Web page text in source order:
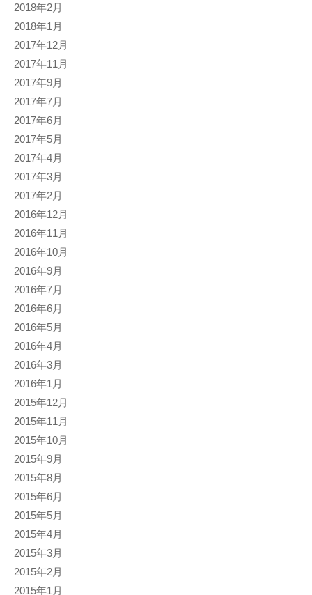
2018年2月
2018年1月
2017年12月
2017年11月
2017年9月
2017年7月
2017年6月
2017年5月
2017年4月
2017年3月
2017年2月
2016年12月
2016年11月
2016年10月
2016年9月
2016年7月
2016年6月
2016年5月
2016年4月
2016年3月
2016年1月
2015年12月
2015年11月
2015年10月
2015年9月
2015年8月
2015年6月
2015年5月
2015年4月
2015年3月
2015年2月
2015年1月